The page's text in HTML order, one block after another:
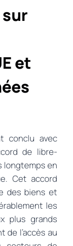
et
conclu avec
de libre-
longtemps en
Cet accord
des biens et
les
plus grands
de l’accès au